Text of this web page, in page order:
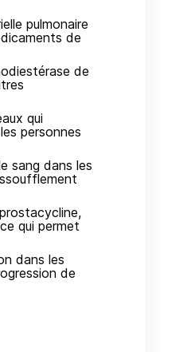
pulmonaire
de
de
qui
personnes
sang dans les
qui permet
dans les
de